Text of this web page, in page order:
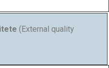
(External quality